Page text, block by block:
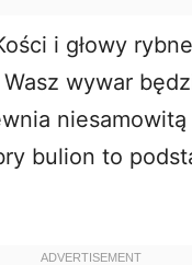
i głowy
wywar
bulion to